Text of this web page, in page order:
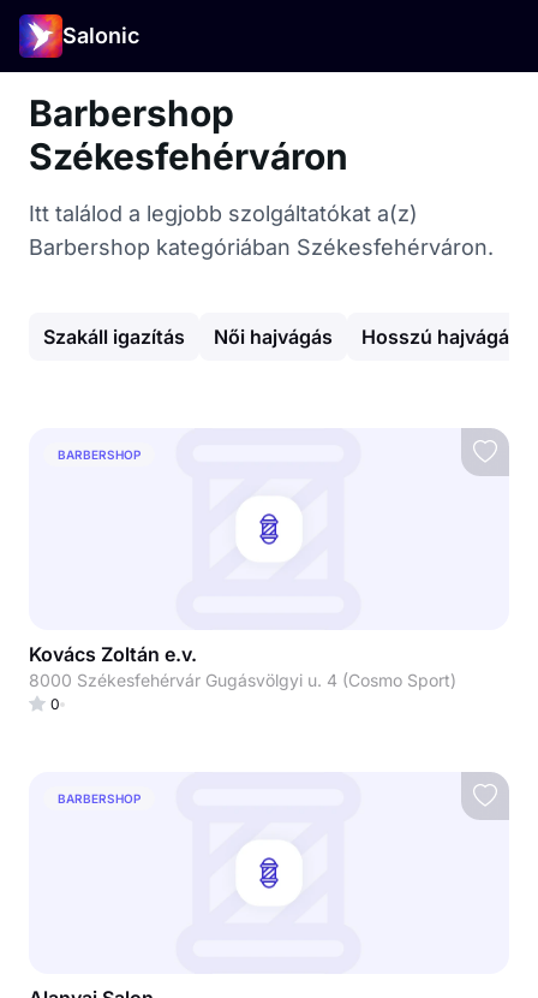
Salonic
Barbershop
Székesfehérváron
Itt találod a legjobb szolgáltatókat a(z)
Barbershop kategóriában Székesfehérváron.
Szakáll igazítás Női hajvágás Hosszú hajvágás
BARBERSHOP
Kovács Zoltán e.v.
8000 Székesfehérvár Gugásvölgyi u. 4 (Cosmo Sport)
0
BARBERSHOP